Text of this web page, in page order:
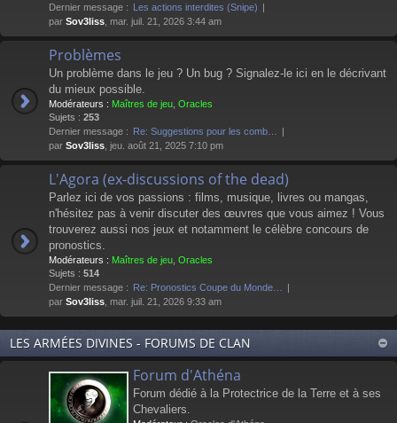
Dernier message : Les actions interdites (Snipe)
par Sov3liss , mar. juil. 21, 2026 3:44 am
Problèmes
Un problème dans le jeu ? Un bug ? Signalez-le ici en le décrivant
du mieux possible.
Modérateurs : Maîtres de jeu Oracles
Sujets : 253
Dernier message : Re: Suggestions pour les comb…
par Sov3liss , jeu. août 21, 2025 7:10 pm
L'Agora (ex-discussions of the dead)
Parlez ici de vos passions : films, musique, livres ou mangas,
n'hésitez pas à venir discuter des œuvres que vous aimez ! Vous
trouverez aussi nos jeux et notamment le célèbre concours de
pronostics.
Modérateurs : Maîtres de jeu Oracles
Sujets : 514
Dernier message : Re: Pronostics Coupe du Monde…
par Sov3liss , mar. juil. 21, 2026 9:33 am
LES ARMÉES DIVINES - FORUMS DE CLAN
Forum d'Athéna
Forum dédié à la Protectrice de la Terre et à ses
Chevaliers.